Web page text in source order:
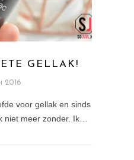
GELLAK!
2016
voor gellak en sinds
niet meer zonder. Ik…